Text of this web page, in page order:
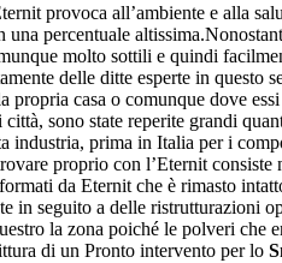
provoca all’ambiente e alla
percentuale
molto sottili e quindi
delle ditte esperte in
casa o comunque dove
sono state reperite grandi
industria, prima in Italia per i
proprio con l’Eternit
da Eternit che è rimasto
in seguito a delle ristrutturazioni
la zona poiché le polveri che
di un Pronto intervento per lo